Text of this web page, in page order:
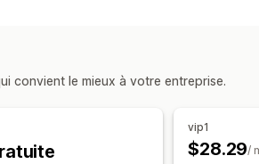
Rapports
convient le mieux à votre entreprise.
vip1
$28.29/